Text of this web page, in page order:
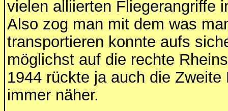
vielen alliierten Fliegerangriffe
Also zog man mit dem was
transportieren konnte aufs
möglichst auf die rechte
1944 rückte ja auch die
immer näher.